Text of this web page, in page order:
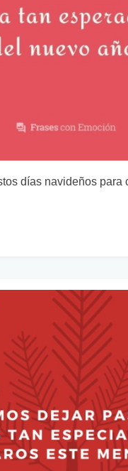
días navideños para